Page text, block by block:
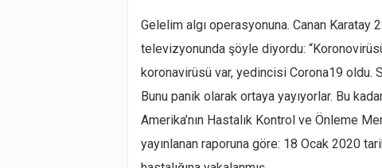
Gelelim algı operasyonuna. Canan Karatay
televizyonunda şöyle diyordu:
koronavirüsü var, yedincisi Corona19 oldu.
Bunu panik olarak ortaya yayıyorlar. Bu
Amerika’nın Hastalık Kontrol ve Önleme
yayınlanan raporuna göre: 18 Ocak 2020